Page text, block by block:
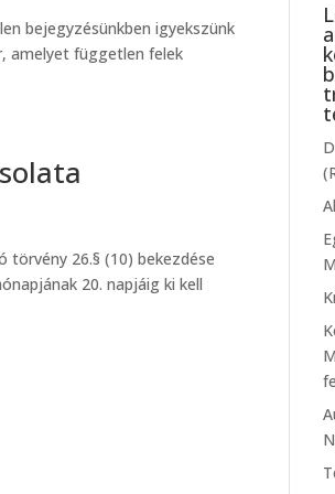
bejegyzésünkben igyekszünk
amelyet független felek
törvény 26.§ (10) bekezdése
20. napjáig ki kell